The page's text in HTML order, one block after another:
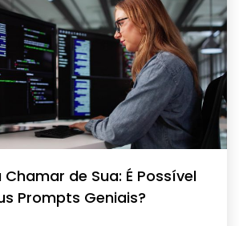
de Sua: É Possível
Prompts Geniais?